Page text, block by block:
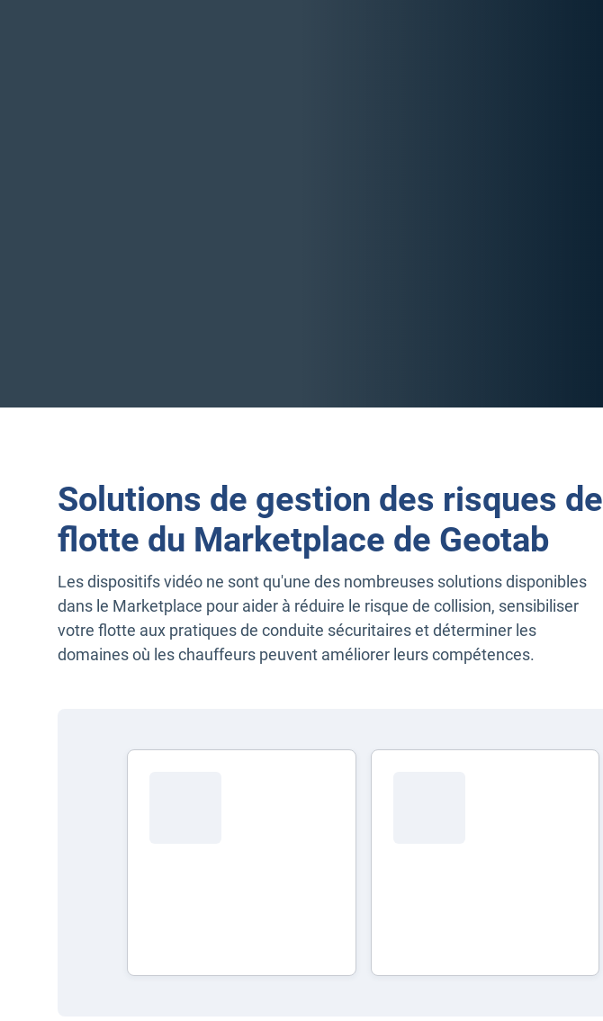
Solutions de gestion des risques de
flotte du Marketplace de Geotab
Les dispositifs vidéo ne sont qu'une des nombreuses solutions disponibles
dans le Marketplace pour aider à réduire le risque de collision, sensibiliser
votre flotte aux pratiques de conduite sécuritaires et déterminer les
domaines où les chauffeurs peuvent améliorer leurs compétences.